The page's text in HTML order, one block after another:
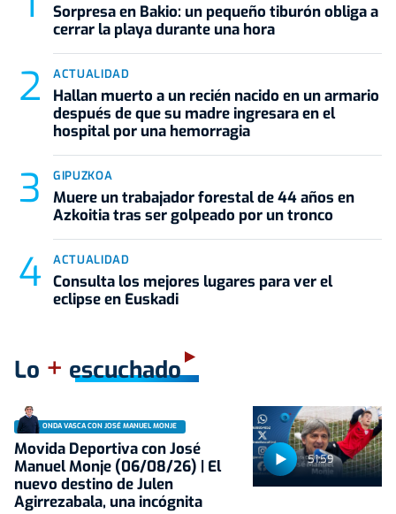
Sorpresa en Bakio: un pequeño tiburón obliga a
cerrar la playa durante una hora
ACTUALIDAD
Hallan muerto a un recién nacido en un armario
después de que su madre ingresara en el
hospital por una hemorragia
GIPUZKOA
Muere un trabajador forestal de 44 años en
Azkoitia tras ser golpeado por un tronco
ACTUALIDAD
Consulta los mejores lugares para ver el
eclipse en Euskadi
Lo + escuchado
51:59
ONDA VASCA CON JOSÉ MANUEL MONJE
Movida Deportiva con José
Manuel Monje (06/08/26) | El
nuevo destino de Julen
Agirrezabala, una incógnita